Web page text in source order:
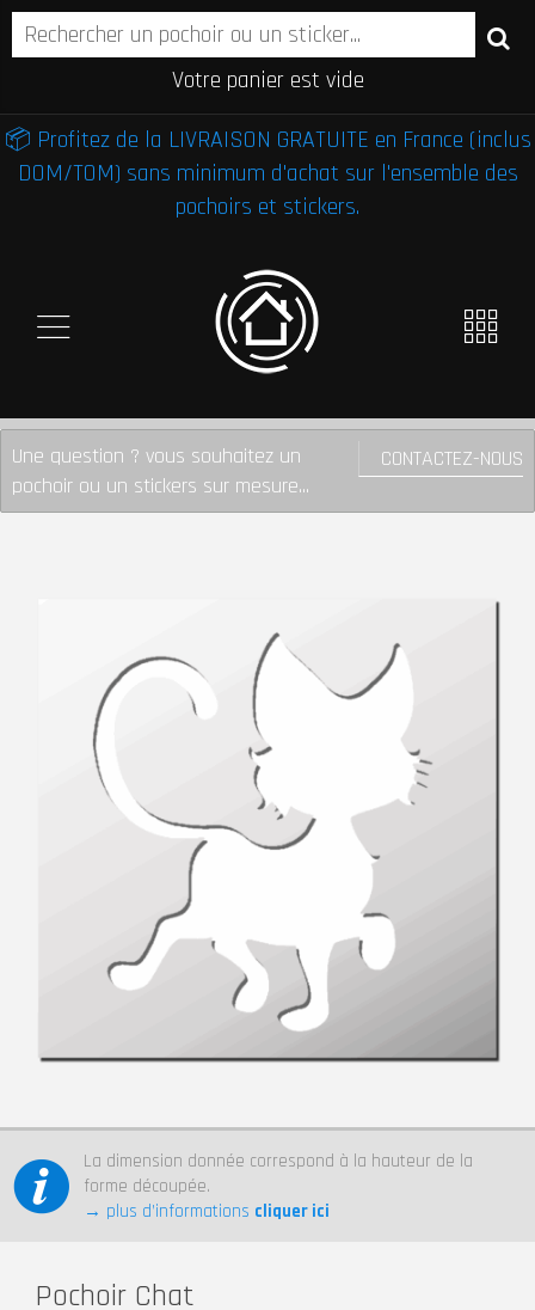
Votre panier est vide
📦 Profitez de la LIVRAISON GRATUITE en France (inclus
DOM/TOM) sans minimum d'achat sur l'ensemble des
pochoirs et stickers.
CONTACTEZ-NOUS
Une question ? vous souhaitez un
pochoir ou un stickers sur mesure...
La dimension donnée correspond à la hauteur de la
forme découpée.
→ plus d’informations cliquer ici
Pochoir Chat